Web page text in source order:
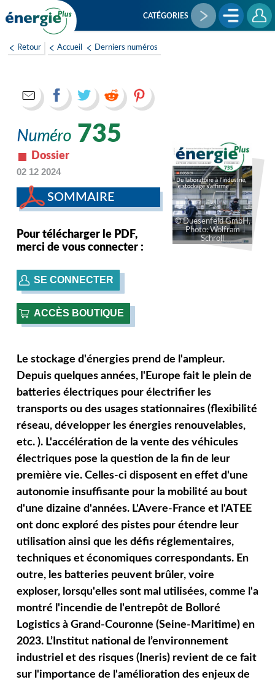
au
CATÉGORIES
Retour Accueil Derniers numéros
Duesenfeld GmbH,
Photo: Wolfram
Schroll
735
Dossier
02 12 2024
SOMMAIRE
Pour télécharger le PDF,
merci de vous connecter :
SE CONNECTER
ACCÈS BOUTIQUE
Le stockage d'énergies prend de l'ampleur.
Depuis quelques années, l'Europe fait le plein de
batteries électriques pour électrifier les
transports ou des usages stationnaires (flexibilité
réseau, développer les énergies renouvelables,
etc. ). L'accélération de la vente des véhicules
électriques pose la question de la fin de leur
première vie. Celles-ci disposent en effet d'une
autonomie insuffisante pour la mobilité au bout
d'une dizaine d'années. L'Avere-France et l'ATEE
ont donc exploré des pistes pour étendre leur
utilisation ainsi que les défis réglementaires,
techniques et économiques correspondants. En
outre, les batteries peuvent brûler, voire
exploser, lorsqu'elles sont mal utilisées, comme l'a
montré l'incendie de l'entrepôt de Bolloré
Logistics à Grand-Couronne (Seine-Maritime) en
2023. L’Institut national de l’environnement
industriel et des risques (Ineris) revient de ce fait
sur l'importance de l'amélioration des enjeux de